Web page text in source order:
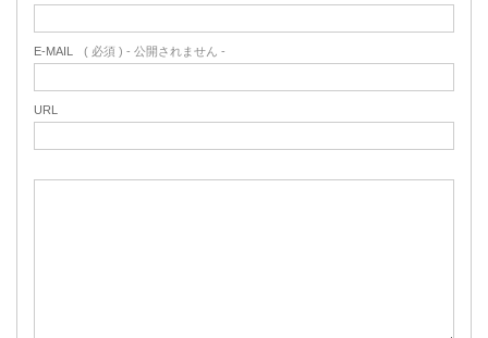
E-MAIL ( 必須 ) - 公開されません -
URL